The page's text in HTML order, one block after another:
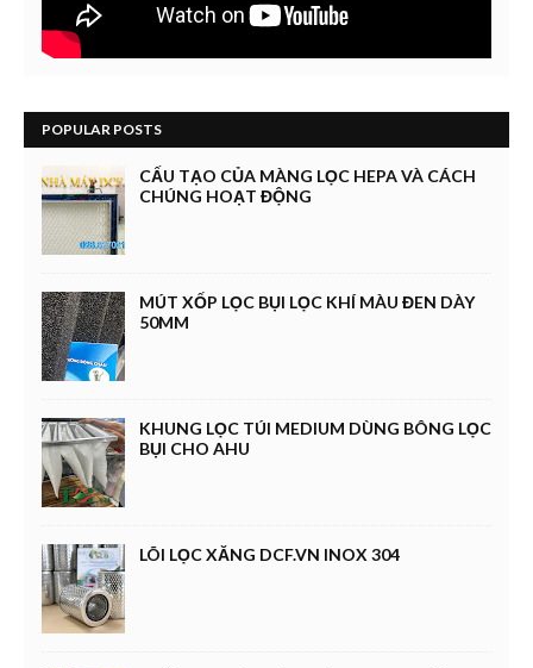
POPULAR POSTS
CẤU TẠO CỦA MÀNG LỌC HEPA VÀ CÁCH
CHÚNG HOẠT ĐỘNG
MÚT XỐP LỌC BỤI LỌC KHÍ MÀU ĐEN DÀY
50MM
KHUNG LỌC TÚI MEDIUM DÙNG BÔNG LỌC
BỤI CHO AHU
LÕI LỌC XĂNG DCF.VN INOX 304